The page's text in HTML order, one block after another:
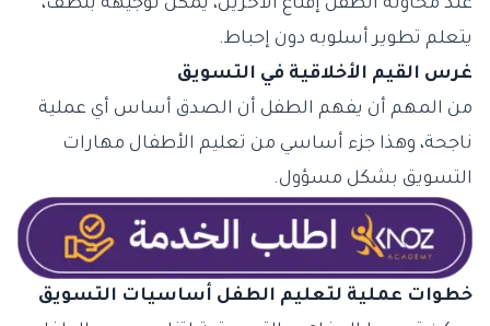
عند محاولة الطفل إقناع الآخرين، يمكن توجيهه بلطف،
يتعلم تطوير أسلوبه دون إحباط.
غرس القيم الأخلاقية في التسويق
من المهم أن يفهم الطفل أن الصدق أساس أي عملية
ناجحة، وهذا جزء أساسي من تعليم الأطفال مهارات
التسويق بشكل مسؤول.
خطوات عملية لتعليم الطفل أساسيات التسويق